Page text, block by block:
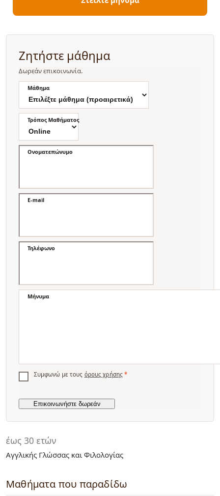
έως 30 ετών
Αγγλικής Γλώσσας και Φιλολογίας
Μαθήματα που παραδίδω
Ζητήστε μάθημα
Δωρεάν επικοινωνία.
Μάθημα
Τρόπος Μαθήματος
Ονοματεπώνυμο
E-mail
Τηλέφωνο
Μήνυμα
Συμφωνώ με τους όρους χρήσης *